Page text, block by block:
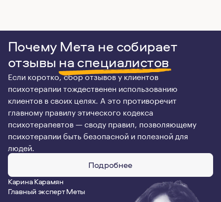
Почему Мета не собирает
отзывы на специалистов
Если коротко, сбор отзывов у клиентов
психотерапии тождественен использованию
клиентов в своих целях. А это противоречит
главному правилу этического кодекса
психотерапевтов — своду правил, позволяющему
психотерапии быть безопасной и полезной для
людей.
Подробнее
Карина Карамян
Главный эксперт Меты